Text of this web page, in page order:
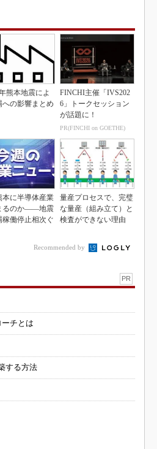
熊本地震によ
への影響まとめ
FINCHI主催「IVS202
6」トークセッション
が話題に！
PR(FINCHI on GOETHE)
本に半導体産業
るのか――地震
稼働停止相次ぐ
量産プロセスで、完璧
な量産（組み立て）と
検査ができない理由
Recommended by
PR
チとは
する方法